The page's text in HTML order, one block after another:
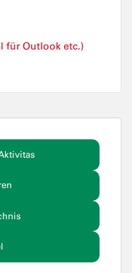
für Outlook etc.)